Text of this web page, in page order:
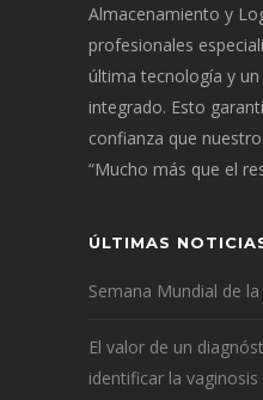
Almacenamiento y
profesionales
última tecnología y
integrado. Esto
confianza que
“Mucho más que el
ÚLTIMAS
Semana Mundial de
El valor de un
identificar la